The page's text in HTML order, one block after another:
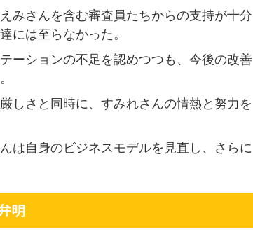
みさんを含む審査員たちからの支持が十分
には至らなかった。
ーションの不足を認めつつも、今後の改善
しさと同時に、すみれさんの情熱と努力を
は自身のビジネスモデルを見直し、さらに
明